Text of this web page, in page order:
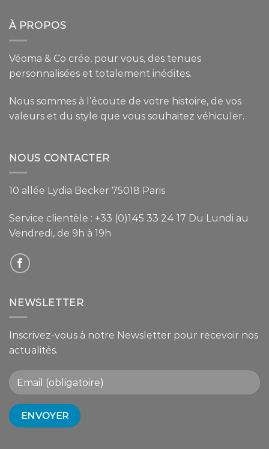
À PROPOS
Véoma & Co crée, pour vous, des tenues
personnalisées et totalement inédites.
Nous sommes à l’écoute de votre histoire, de vos
valeurs et du style que vous souhaitez véhiculer.
NOUS CONTACTER
10 allée Lydia Becker 75018 Paris
Service clientèle : +33 (0)145 33 24 17 Du Lundi au
Vendredi, de 9h à 19h
NEWSLETTER
Inscrivez-vous à notre Newsletter pour recevoir nos
actualités.